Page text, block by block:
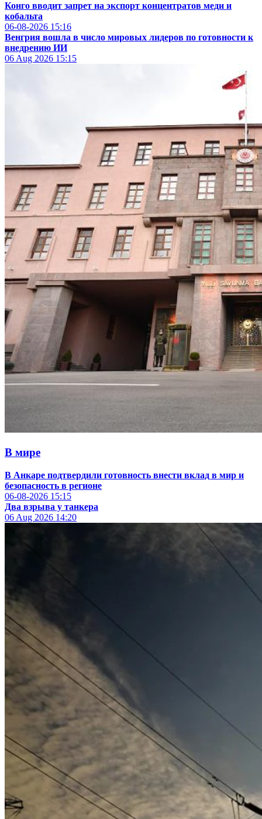
Конго вводит запрет на экспорт концентратов меди и
кобальта
06-08-2026 15:16
Венгрия вошла в число мировых лидеров по готовности к
внедрению ИИ
06 Aug 2026 15:15
В мире
В Анкаре подтвердили готовность внести вклад в мир и
безопасность в регионе
06-08-2026 15:15
Два взрыва у танкера
06 Aug 2026 14:20